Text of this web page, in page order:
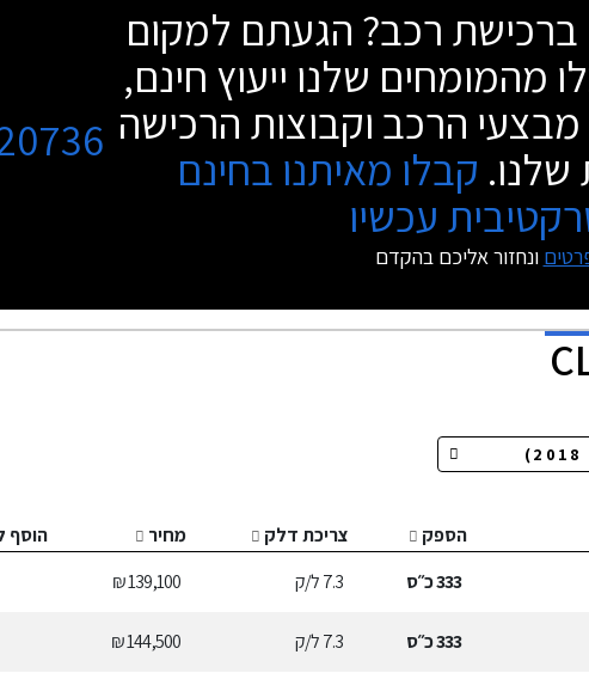
ברכישת רכב? הגעתם למקום
מהמומחים שלנו ייעוץ חינם,
מבצעי הרכב וקבוצות הרכישה
שלנו. קבלו מאיתנו בחינם
עכשיו
ונחזור אליכם בהקדם
הספק צריכת דלק מחיר
הוסף
333כ״ס 7.3ל/ק 139,100 ₪
333כ״ס 7.3ל/ק 144,500 ₪